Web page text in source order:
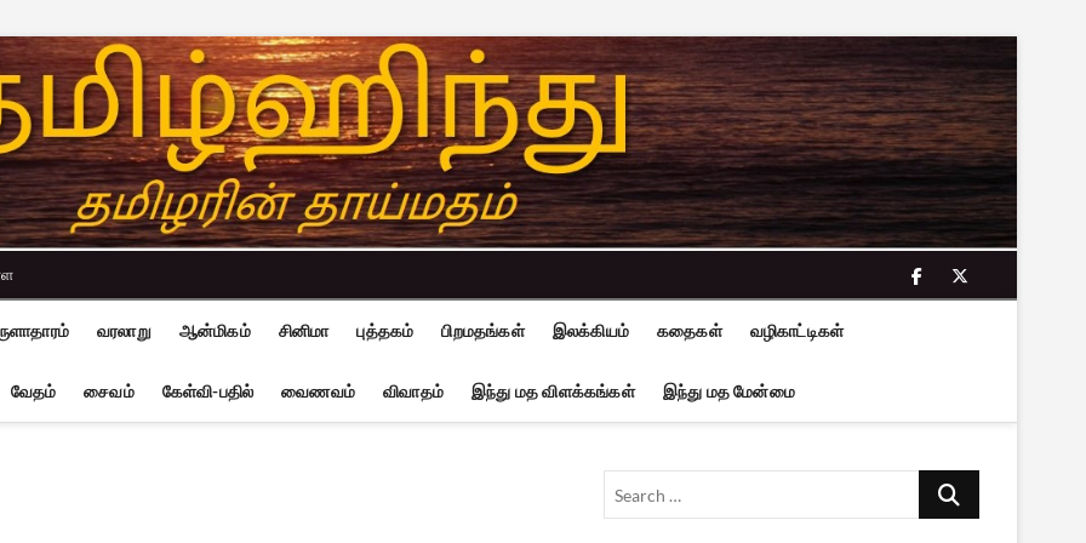
facebook
twitter
வரலாறு ஆன்மிகம் சினிமா புத்தகம் பிறமதங்கள் இலக்கியம் கதைகள் வழிகாட்டிகள்
வேதம் சைவம் கேள்வி-பதில் வைணவம் விவாதம் இந்து மத விளக்கங்கள் இந்து மத மேன்மை
Search